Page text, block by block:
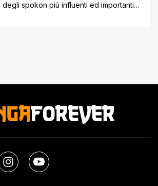
degli spokon più influenti ed importanti